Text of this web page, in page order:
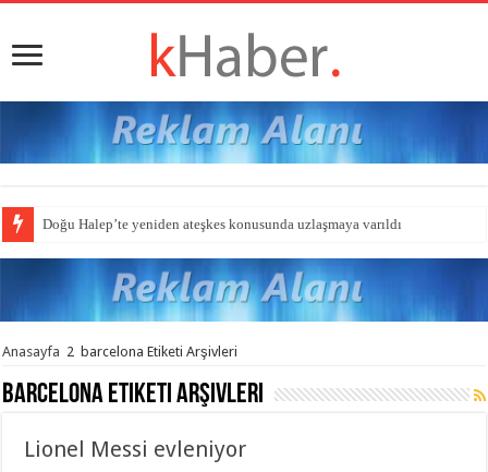
Doğu Halep’te yeniden ateşkes konusunda uzlaşmaya varıldı
Anasayfa 2 barcelona Etiketi Arşivleri
barcelonaEtiketi Arşivleri
Lionel Messi evleniyor